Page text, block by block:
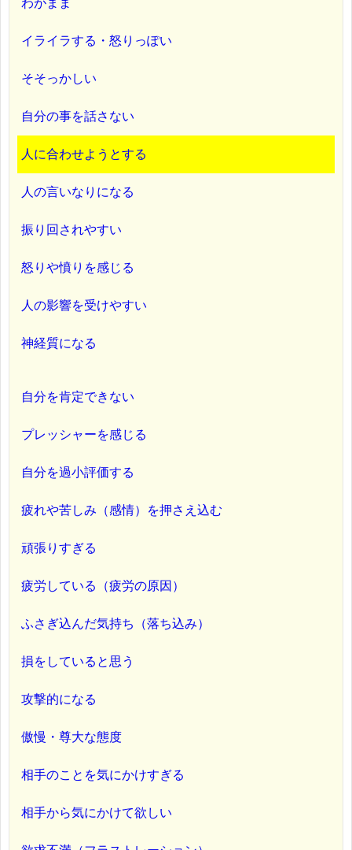
わがまま
イライラする・怒りっぽい
そそっかしい
自分の事を話さない
人に合わせようとする
人の言いなりになる
振り回されやすい
怒りや憤りを感じる
人の影響を受けやすい
神経質になる
自分を肯定できない
プレッシャーを感じる
自分を過小評価する
疲れや苦しみ（感情）を押さえ込む
頑張りすぎる
疲労している（疲労の原因）
ふさぎ込んだ気持ち（落ち込み）
損をしていると思う
攻撃的になる
傲慢・尊大な態度
相手のことを気にかけすぎる
相手から気にかけて欲しい